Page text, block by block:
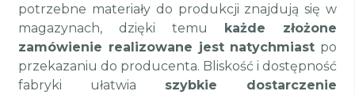
potrzebne materiały do produkcji znajdują się w
magazynach, dzięki temu każde złożone
zamówienie realizowane jest natychmiast po
przekazaniu do producenta. Bliskość i dostępność
fabryki ułatwia szybkie dostarczenie